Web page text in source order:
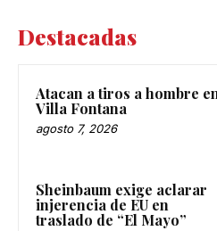
Destacadas
Atacan a tiros a hombre
Villa Fontana
agosto 7, 2026
Sheinbaum exige aclarar
injerencia de EU en
traslado de “El Mayo”